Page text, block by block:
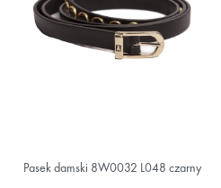
Pasek damski 8W0032 L048 czarny